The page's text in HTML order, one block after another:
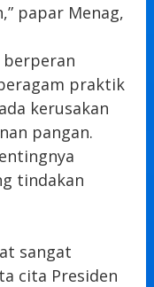
papar Menag,
berperan
praktik
kerusakan
pangan.
tindakan
sangat
cita Presiden